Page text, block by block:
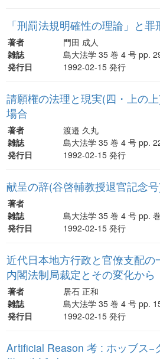
「刑罰法規明確性の理論」と
著者
門田 成人
雑誌
島大法学 35 巻 4 号 pp.
発行日
1992-02-15 発行
請願権の法理と現実(四・上の
場合
著者
渡邉 久丸
雑誌
島大法学 35 巻 4 号 pp.
発行日
1992-02-15 発行
献呈の辞(谷啓輔教授退官記念
著者
雑誌
島大法学 35 巻 4 号 pp.
発行日
1992-02-15 発行
近代日本地方行政と官僚支配の
内閣法制局裁定とその変化から
著者
居石 正和
雑誌
島大法学 35 巻 4 号 pp.
発行日
1992-02-15 発行
Artificial Reason 考 : ホッブス−